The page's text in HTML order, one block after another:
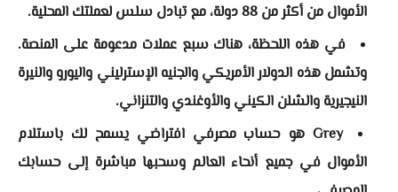
الأموال من أكثر من 88 دولة، مع تبادل سلس لعملتك المحلية.
في هذه اللحظة، هناك سبع عملات مدعومة على المنصة.
وتشمل هذه الدولار الأمريكي والجنيه الإسترليني واليورو والنيرة
النيجيرية والشلن الكيني والأوغندي والتنزاني.
Grey هو حساب مصرفي افتراضي يسمح لك باستلام
الأموال في جميع أنحاء العالم وسحبها مباشرة إلى حسابك